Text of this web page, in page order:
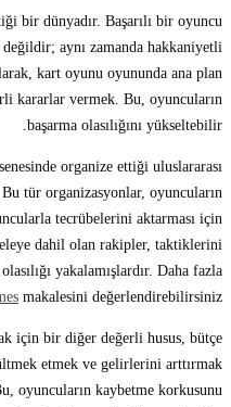
bir dünyadır. Başarılı bir oyuncu
aynı zamanda hakkaniyetli
kart oyunu oyununda ana plan
kararlar vermek. Bu, oyuncuların
başarma olasılığını yükseltebilir.
organize ettiği uluslararası
tür organizasyonlar, oyuncuların
tecrübelerini aktarması için
dahil olan rakipler, taktiklerini
yakalamışlardır. Daha fazla
makalesini değerlendirebilirsiniz.
için bir diğer değerli husus, bütçe
etmek ve gelirlerini arttırmak
oyuncuların kaybetme korkusunu